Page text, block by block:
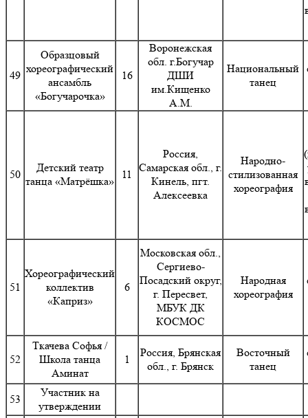
49
Образцовый
хореографический
ансамбль
«Богучарочка»
16
Воронежская
обл. г.Богучар
ДШИ
им.Кищенко
А.М.
Национальный
танец
50
Детский театр
танца «Матрёшка»
11
Россия,
Самарская обл., г.
Кинель, пгт.
Алексеевка
Народно-
стилизованная
хореография
51
Хореографический
коллектив
«Каприз»
6
Московская обл.,
Сергиево-
Посадский округ,
г. Пересвет,
МБУК ДК
КОСМОС
Народная
хореография
52
Ткачева Софья /
Школа танца
Аминат
1
Россия, Брянская
обл., г. Брянск
Восточный
танец
53
Участник на
утверждении